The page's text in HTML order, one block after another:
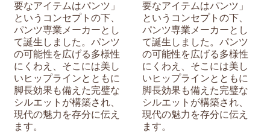
要なアイテムはパンツ」
というコンセプトの下、
パンツ専業メーカーとし
て誕生しました。パンツ
の可能性を広げる多様性
にくわえ、そこには美し
いヒップラインとともに
脚長効果も備えた完璧な
シルエットが構築され、
現代の魅力を存分に伝え
ます。
要なアイテムはパンツ」
というコンセプトの下、
パンツ専業メーカーとし
て誕生しました。パンツ
の可能性を広げる多様性
にくわえ、そこには美し
いヒップラインとともに
脚長効果も備えた完璧な
シルエットが構築され、
現代の魅力を存分に伝え
ます。